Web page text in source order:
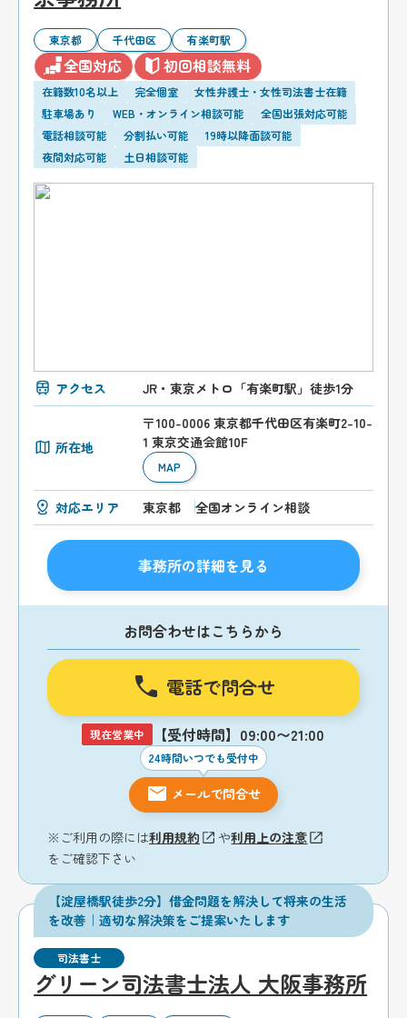
東京都 千代田区 有楽町駅
全国対応 初回相談無料
在籍数10名以上 完全個室
女性弁護士・女性司法書士在籍
駐車場あり
WEB・オンライン相談可能
全国出張対応可能
電話相談可能
分割払い可能
19時以降面談可能
夜間対応可能
土日相談可能
アクセス JR・東京メトロ「有楽町駅」徒歩1分
所在地
〒100-0006 東京都千代田区有楽町2-10-
1 東京交通会館10F
MAP
対応エリア 東京都 全国オンライン相談
事務所の詳細を見る
お問合わせはこちらから
電話で問合せ
現在営業中 【受付時間】09:00〜21:00
24時間いつでも受付中
メールで問合せ
※ご利用の際には利用規約 や利用上の注意
をご確認下さい
【淀屋橋駅徒歩2分】借金問題を解決して将来の生活
を改善｜適切な解決策をご提案いたします
司法書士
グリーン司法書士法人 大阪事務所